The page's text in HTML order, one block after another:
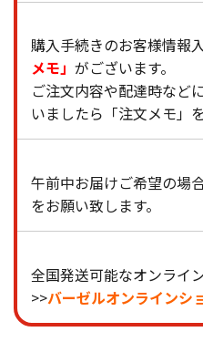
購入手続きのお客様情報
メモ」 がございます。
ご注文内容や配達時など
いましたら「注文メモ」
午前中お届けご希望の場合
をお願い致します。
全国発送可能なオンライ
>>バーゼルオンラインシ